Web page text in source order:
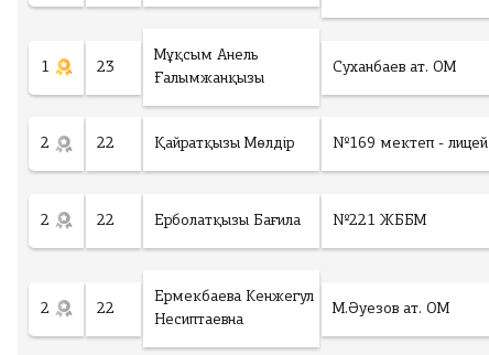
1 23
Мұқсым Анель
Ғалымжанқызы
Суханбаев ат. ОМ
2 22 Қайратқызы Мөлдір №169 мектеп - лицей
2 22 Ерболатқызы Бағила №221 ЖББМ
2 22
Ермекбаева Кенжегул
Несиптаевна
М.Әуезов ат. ОМ